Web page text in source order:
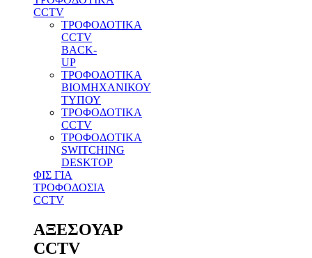
CCTV
ΤΡΟΦΟΔΟΤΙΚΑ
CCTV
BACK-
UP
ΤΡΟΦΟΔΟΤΙΚΑ
ΒΙΟΜΗΧΑΝΙΚΟΥ
ΤΥΠΟΥ
ΤΡΟΦΟΔΟΤΙΚΑ
CCTV
ΤΡΟΦΟΔΟΤΙΚΑ
SWITCHING
DESKTOP
ΦΙΣ ΓΙΑ
ΤΡΟΦΟΔΟΣΙΑ
CCTV
ΑΞΕΣΟΥΑΡ
CCTV